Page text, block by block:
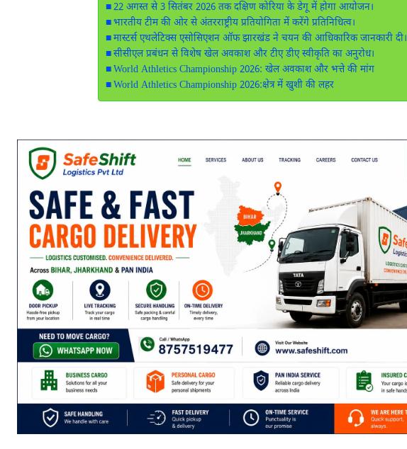
22 अगस्त से 3 सितंबर 2026 तक दक्षिण कोरिया के डेगू में होगा आयोजन।
भारतीय टीम की ओर से अंतरराष्ट्रीय प्रतियोगिता में करेंगे प्रतिनिधित्व।
मास्टर्स एथलेटिक्स एसोसिएशन ऑफ झारखंड ने चयन की आधिकारिक जानकारी दी।
सीसीएल प्रबंधन से विशेष खेल अवकाश और टीए डीए स्वीकृति का अनुरोध।
World Athletics Championship 2026: खेल अवकाश और भत्ते की मांग
World Athletics Championship 2026:क्षेत्र में खुशी की लहर